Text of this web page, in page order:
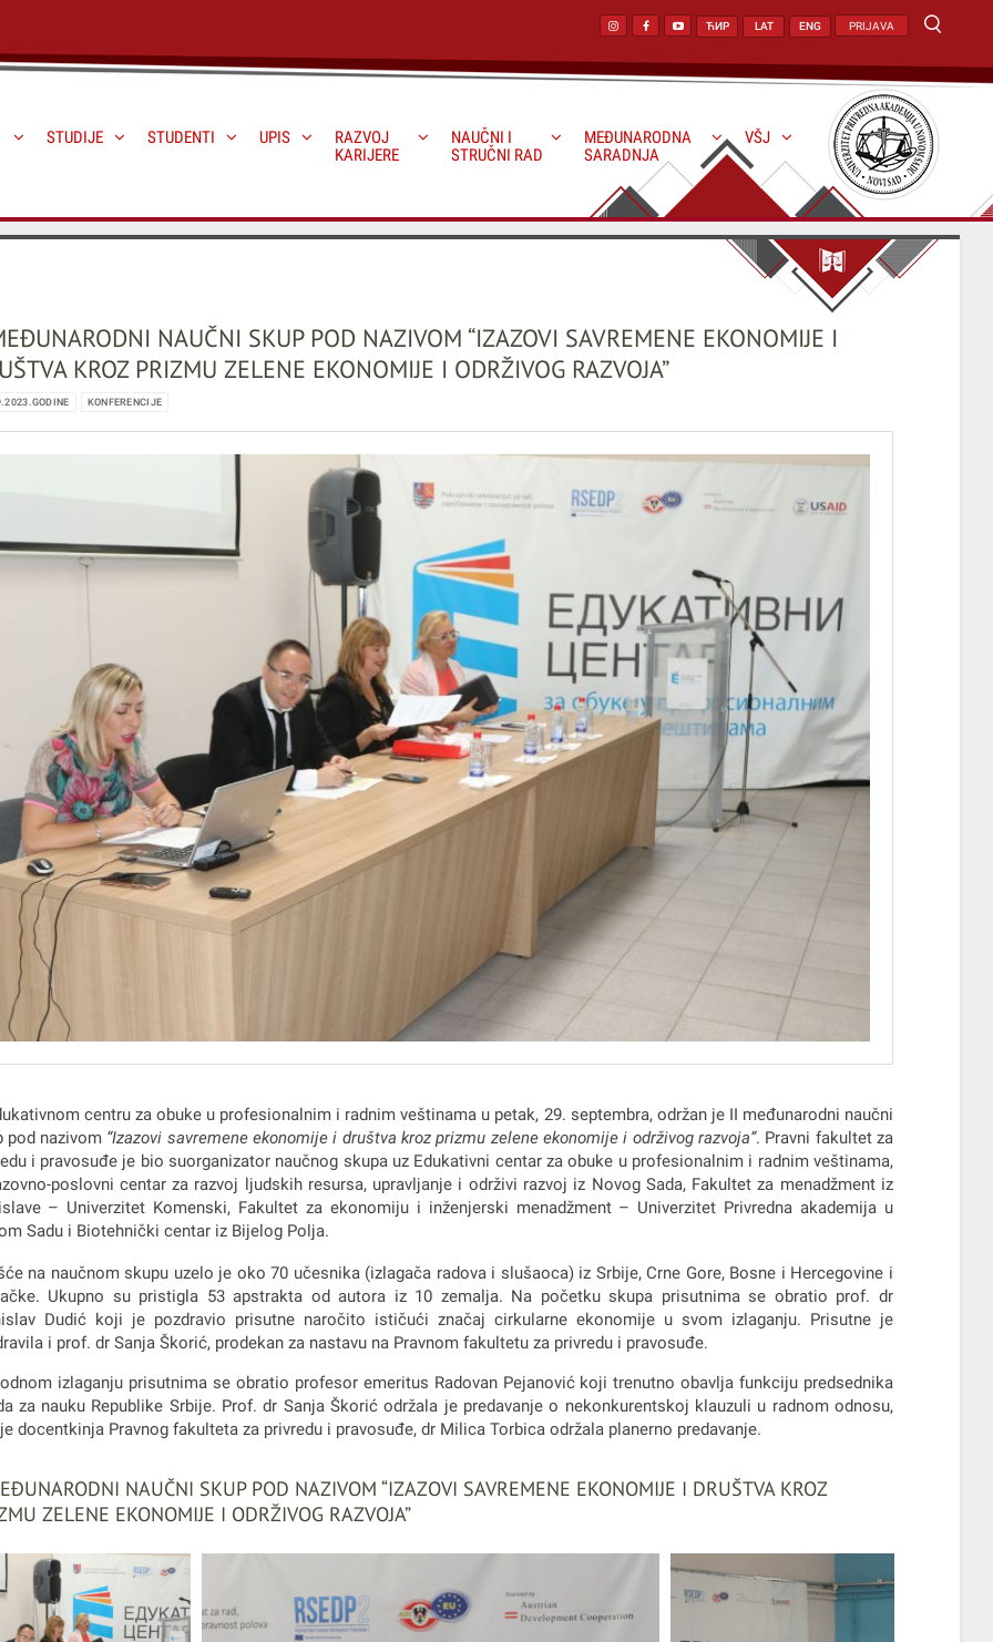
PRIJAVA
ЋИР LAT ENG
STUDIJE STUDENTI UPIS
RAZVOJ
KARIJERE
NAUČNI I
STRUČNI RAD
MEĐUNARODNA
SARADNJA
VŠJ
NAUČNI SKUP POD NAZIVOM “IZAZOVI SAVREMENE EKONOMIJE I
KROZ PRIZMU ZELENE EKONOMIJE I ODRŽIVOG RAZVOJA”
KONFERENCIJE
centru za obuke u profesionalnim i radnim veštinama u petak, 29. septembra, održan je II međunarodni naučni
pod nazivom “Izazovi savremene ekonomije i društva kroz prizmu zelene ekonomije i održivog razvoja”. Pravni fakultet za
i pravosuđe je bio suorganizator naučnog skupa uz Edukativni centar za obuke u profesionalnim i radnim veštinama,
poslovni centar za razvoj ljudskih resursa, upravljanje i održivi razvoj iz Novog Sada, Fakultet za menadžment iz
– Univerzitet Komenski, Fakultet za ekonomiju i inženjerski menadžment – Univerzitet Privredna akademija u
Sadu i Biotehnički centar iz Bijelog Polja.
na naučnom skupu uzelo je oko 70 učesnika (izlagača radova i slušaoca) iz Srbije, Crne Gore, Bosne i Hercegovine i
Ukupno su pristigla 53 apstrakta od autora iz 10 zemalja. Na početku skupa prisutnima se obratio prof. dr
Dudić koji je pozdravio prisutne naročito ističući značaj cirkularne ekonomije u svom izlaganju. Prisutne je
i prof. dr Sanja Škorić, prodekan za nastavu na Pravnom fakultetu za privredu i pravosuđe.
izlaganju prisutnima se obratio profesor emeritus Radovan Pejanović koji trenutno obavlja funkciju predsednika
za nauku Republike Srbije. Prof. dr Sanja Škorić održala je predavanje o nekonkurentskoj klauzuli u radnom odnosu,
docentkinja Pravnog fakulteta za privredu i pravosuđe, dr Milica Torbica održala planerno predavanje.
NAUČNI SKUP POD NAZIVOM “IZAZOVI SAVREMENE EKONOMIJE I DRUŠTVA KROZ
ZELENE EKONOMIJE I ODRŽIVOG RAZVOJA”